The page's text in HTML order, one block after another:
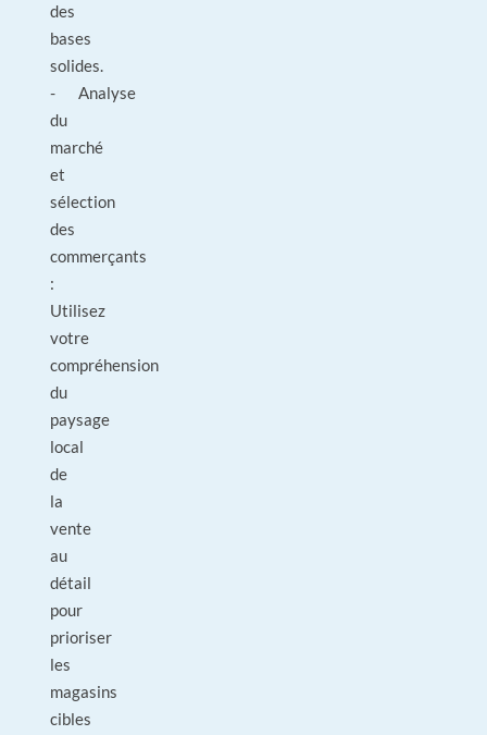
des
bases
solides.
- Analyse
du
marché
et
sélection
des
commerçants
:
Utilisez
votre
compréhension
du
paysage
local
de
la
vente
au
détail
pour
prioriser
les
magasins
cibles